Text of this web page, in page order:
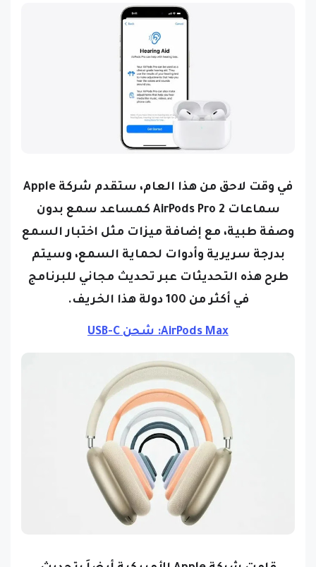
في وقت لاحق من هذا العام، ستقدم شركة Apple
سماعات AirPods Pro 2 كمساعد سمع بدون
وصفة طبية، مع إضافة ميزات مثل اختبار السمع
بدرجة سريرية وأدوات لحماية السمع، وسيتم
طرح هذه التحديثات عبر تحديث مجاني للبرنامج
في أكثر من 100 دولة هذا الخريف.
AirPods Max: شحن USB-C